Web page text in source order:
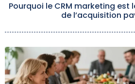
Pourquoi le CRM marketing est
de l’acquisition